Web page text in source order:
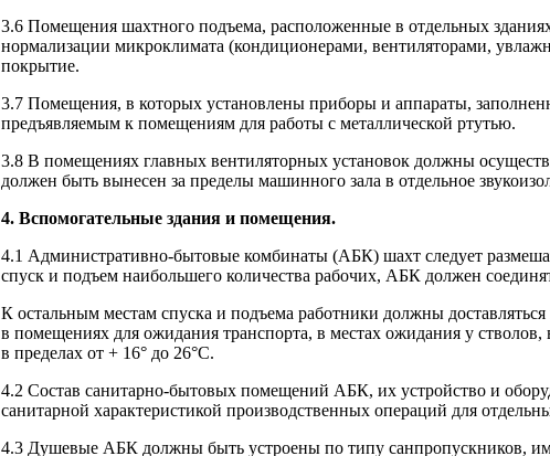
3.6 Помещения шахтного подъема, расположенные в отдельных
нормализации микроклимата (кондиционерами, вентиляторами,
покрытие.
3.7 Помещения, в которых установлены приборы и аппараты,
предъявляемым к помещениям для работы с металлической ртутью.
3.8 В помещениях главных вентиляторных установок должны
должен быть вынесен за пределы машинного зала в отдельное
4. Вспомогательные здания и помещения.
4.1 Административно-бытовые комбинаты (АБК) шахт следует
спуск и подъем наибольшего количества рабочих, АБК должен
К остальным местам спуска и подъема работники должны
в помещениях для ожидания транспорта, в местах ожидания у
в пределах от + 16° до 26°С.
4.2 Состав санитарно-бытовых помещений АБК, их устройство и
санитарной характери­стикой производственных операций для
4.3 Душевые АБК должны быть устроены по типу санпропускников,